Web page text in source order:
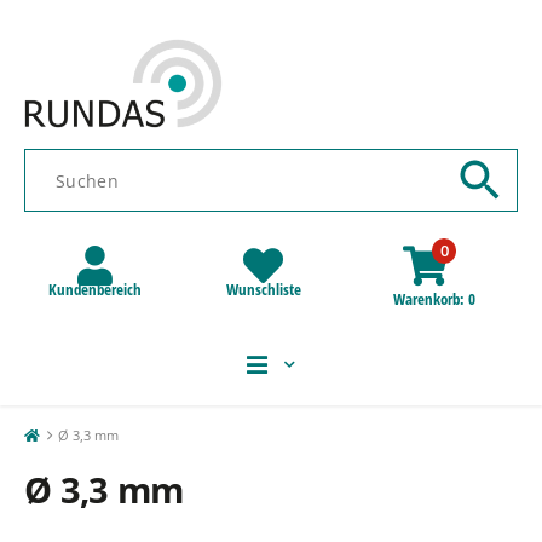
Kundenbereich Wunschliste
0
Warenkorb 0
Ø 3,3 mm
Ø 3,3 mm